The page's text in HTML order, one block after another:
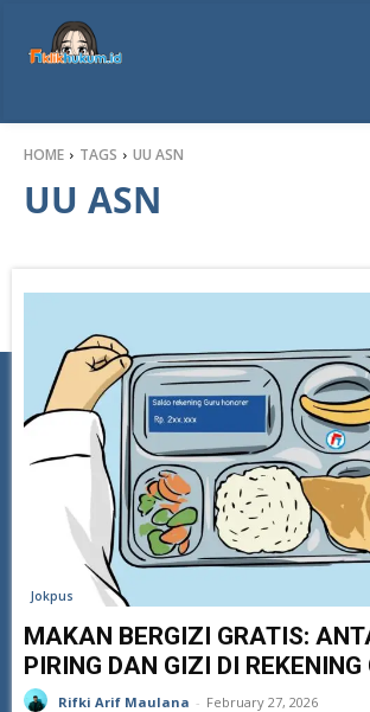
HOME TAGS UU ASN
UU ASN
Jokpus
MAKAN BERGIZI GRATIS:
PIRING DAN GIZI DI REKENING
Rifki Arif Maulana - February 27, 2026